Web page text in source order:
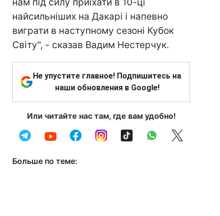
найсильніших на Дакарі і напевно
виграти в наступному сезоні Кубок
Світу", - сказав Вадим Нестерчук.
Не упустите главное! Подпишитесь на
наши обновления в Google!
Или читайте нас там, где вам удобно!
Больше по теме: